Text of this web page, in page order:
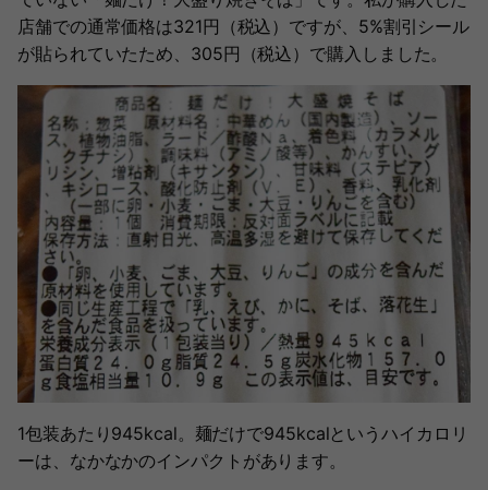
店舗での通常価格は321円（税込）ですが、5%割引シール
が貼られていたため、305円（税込）で購入しました。
1包装あたり945kcal。麺だけで945kcalというハイカロリ
ーは、なかなかのインパクトがあります。